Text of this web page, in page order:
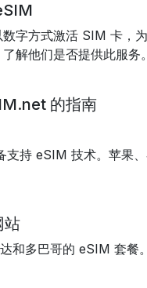
字方式激活 SIM 卡，
解他们是否提供此服务。
的指南
持 eSIM 技术。苹果
站
达和多巴哥的 eSIM 套